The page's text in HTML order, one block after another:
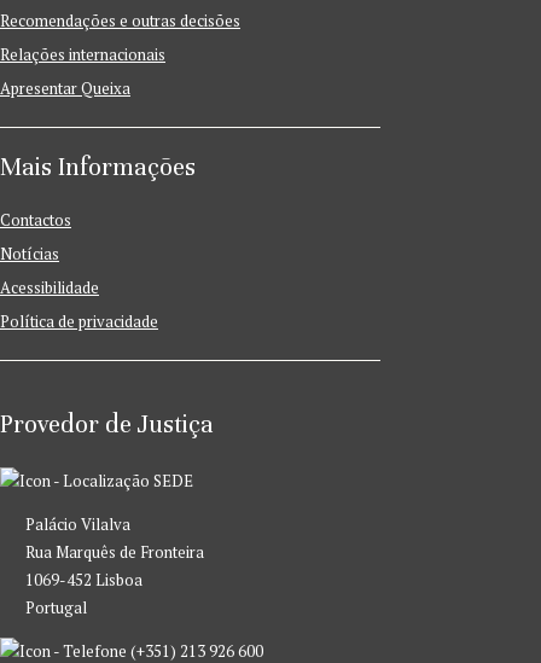
Recomendações e outras decisões
Relações internacionais
Apresentar Queixa
Mais Informações
Contactos
Notícias
Acessibilidade
Política de privacidade
Provedor de Justiça
SEDE
Palácio Vilalva
Rua Marquês de Fronteira
1069-452 Lisboa
Portugal
(+351) 213 926 600